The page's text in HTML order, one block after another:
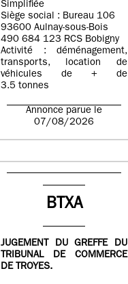
Simplifiée
Siège social : Bureau 106
93600 Aulnay-sous-Bois
490 684 123 RCS Bobigny
Activité : déménagement,
transports, location de
véhicules de + de
3.5 tonnes
Annonce parue le
07/08/2026
BTXA
JUGEMENT DU GREFFE DU
TRIBUNAL DE COMMERCE
DE TROYES.